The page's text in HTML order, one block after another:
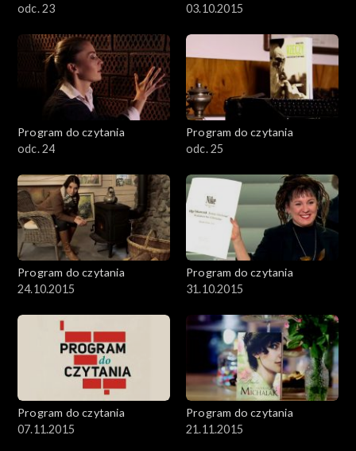
odc. 23
03.10.2015
Program do czytania
odc. 24
Program do czytania
odc. 25
Program do czytania
24.10.2015
Program do czytania
31.10.2015
Program do czytania
07.11.2015
Program do czytania
21.11.2015